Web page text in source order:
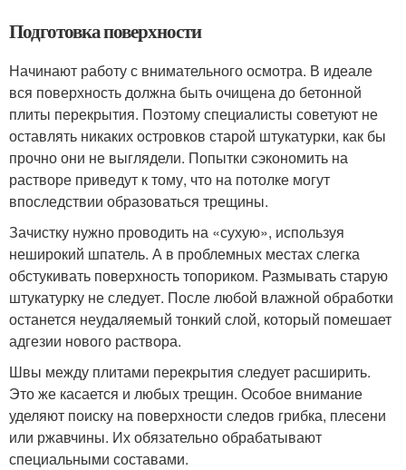
Подготовка поверхности
Начинают работу с внимательного осмотра. В идеале
вся поверхность должна быть очищена до бетонной
плиты перекрытия. Поэтому специалисты советуют не
оставлять никаких островков старой штукатурки, как бы
прочно они не выглядели. Попытки сэкономить на
растворе приведут к тому, что на потолке могут
впоследствии образоваться трещины.
Зачистку нужно проводить на «сухую», используя
неширокий шпатель. А в проблемных местах слегка
обстукивать поверхность топориком. Размывать старую
штукатурку не следует. После любой влажной обработки
останется неудаляемый тонкий слой, который помешает
адгезии нового раствора.
Швы между плитами перекрытия следует расширить.
Это же касается и любых трещин. Особое внимание
уделяют поиску на поверхности следов грибка, плесени
или ржавчины. Их обязательно обрабатывают
специальными составами.